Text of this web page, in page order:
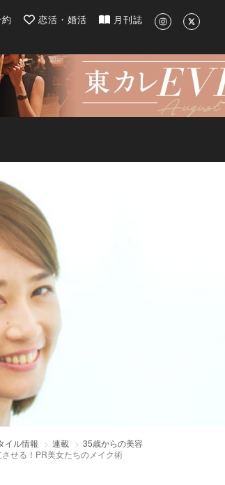
| 最新のグルメ、洗練されたライフスタイル情報
恋活・婚活 月刊誌
イル情報 連載
35歳からの美容
せる！PR美女たちのメイク術